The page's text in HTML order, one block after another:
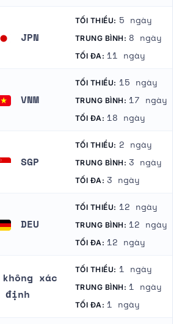
JPN
TỐI THIỂU: 5 ngày
TRUNG BÌNH: 8 ngày
TỐI ĐA: 11 ngày
VNM
TỐI THIỂU: 15 ngày
TRUNG BÌNH: 17 ngày
TỐI ĐA: 18 ngày
SGP
TỐI THIỂU: 2 ngày
TRUNG BÌNH: 3 ngày
TỐI ĐA: 3 ngày
DEU
TỐI THIỂU: 12 ngày
TRUNG BÌNH: 12 ngày
TỐI ĐA: 12 ngày
không xác
định
TỐI THIỂU: 1 ngày
TRUNG BÌNH: 1 ngày
TỐI ĐA: 1 ngày